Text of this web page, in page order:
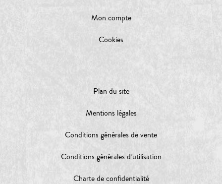
Mon compte
Cookies
Plan du site
Mentions légales
Conditions générales de vente
Conditions générales d’utilisation
Charte de confidentialité